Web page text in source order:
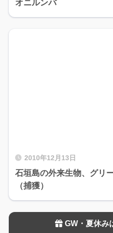
オニルンバ
2010年12月13日
石垣島の外来生物、グリ
（捕獲）
GW・夏休み